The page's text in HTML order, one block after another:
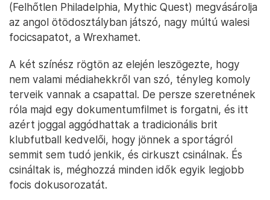
(Felhőtlen Philadelphia, Mythic Quest) megvásárolja
az angol ötödosztályban játszó, nagy múltú walesi
focicsapatot, a Wrexhamet.
A két színész rögtön az elején leszögezte, hogy
nem valami médiahekkről van szó, tényleg komoly
terveik vannak a csapattal. De persze szeretnének
róla majd egy dokumentumfilmet is forgatni, és itt
azért joggal aggódhattak a tradicionális brit
klubfutball kedvelői, hogy jönnek a sportágról
semmit sem tudó jenkik, és cirkuszt csinálnak. És
csináltak is, méghozzá minden idők egyik legjobb
focis dokusorozatát.